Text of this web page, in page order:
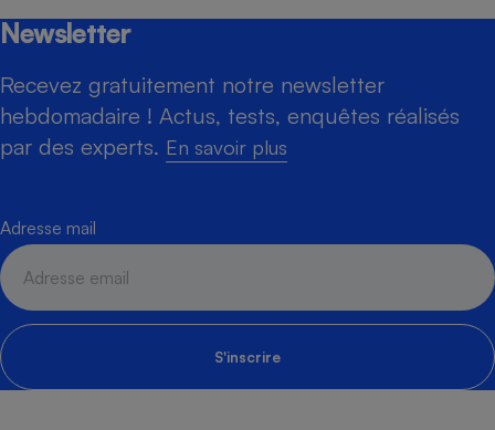
Newsletter
Recevez gratuitement notre newsletter
hebdomadaire ! Actus, tests, enquêtes réalisés
par des experts. En savoir plus
Adresse mail
S'inscrire